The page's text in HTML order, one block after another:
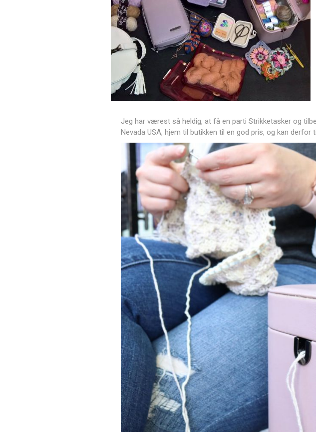
Jeg har værest så heldig, at få en parti Strikketasker og
Nevada USA, hjem til butikken til en god pris, og kan derfor